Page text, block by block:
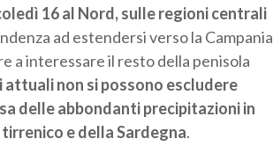
16 al Nord, sulle regioni centrali
ad estendersi verso la Campania
a interessare il resto della penisola
attuali non si possono escludere
delle abbondanti precipitazioni in
e della Sardegna.